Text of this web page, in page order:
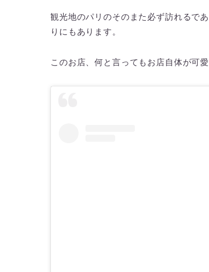
観光地のパリのそのまた必ず訪れるで
りにもあります。
このお店、何と言ってもお店自体が可